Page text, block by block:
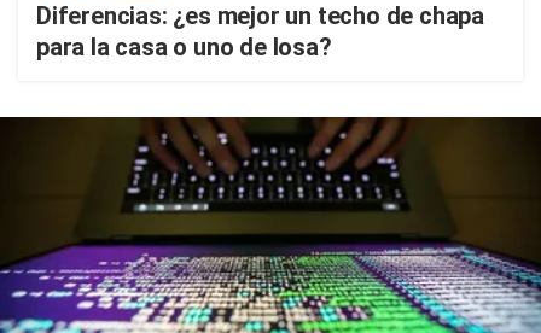
Diferencias: ¿es mejor un techo de chapa
para la casa o uno de losa?